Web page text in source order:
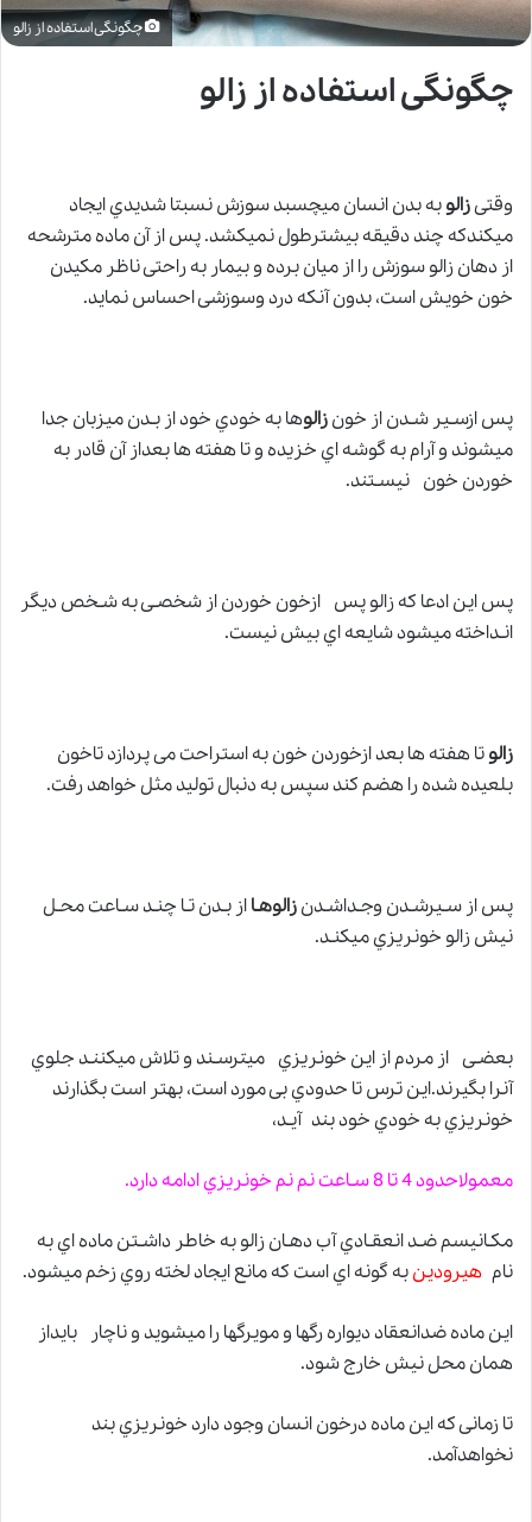
چگونگی استفاده از زالو
چگونگی استفاده از زالو
وقتیزالوبه بدن انسان میچسبد سوزش نسبتا شدیدي ایجاد
میکندکه چند دقیقه بیشترطول نمیکشد. پس از آن ماده مترشحه
از دهان زالو سوزش را از میان برده و بیمار به راحتی ناظر مکیدن
خون خویش است، بدون آنکه درد وسوزشی احساس نماید.
پس ازسـیر شـدن از خونزالوها به خودي خود از بـدن میزبان جدا
میشوند و آرام به گوشه اي خزیده و تا هفته ها بعداز آن قادر به
خوردن خون نیسـتند.
پس این ادعا که زالو پس ازخون خوردن از شخصـی به شـخص دیگر
انـداخته میشود شایعه اي بیش نیست.
زالوتا هفته ها بعد ازخوردن خون به استراحت می پردازد تاخون
بلعیده شده را هضم کند سپس به دنبال تولید مثل خواهد رفت.
پس از سـیرشـدن وجـداشـدنزالوهـااز بـدن تـا چنـد سـاعت محـل
نیش زالو خونریزي میکنـد.
بعضـی از مردم از این خونریزي میترسـند و تلاش میکننـد جلوي
آنرا بگیرند.این ترس تا حدودي بی مورد است، بهتر است بگذارند
خونریزي به خودي خود بند آیـد،
معمولاحدود 4 تا 8 سـاعت نم نم خونریزي ادامه دارد.
مکـانیسم ضـد انعقـادي آب دهـان زالو به خاطر داشـتن ماده اي به
نام هیرودینبه گونه اي است که مانع ایجاد لخته روي زخم میشود.
این ماده ضدانعقاد دیواره رگها و مویرگها را میشوید و ناچار بایداز
همان محل نیش خارج شود.
تا زمانی که این ماده درخون انسان وجود دارد خونریزي بند
نخواهدآمد.